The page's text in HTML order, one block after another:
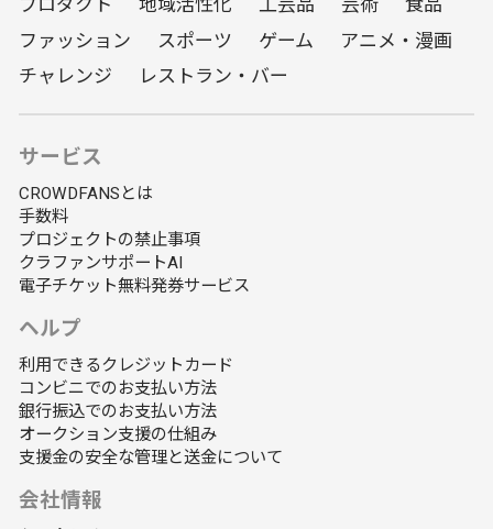
プロダクト 地域活性化 工芸品 芸術
食品
ファッション
スポーツ ゲーム
アニメ・漫画
チャレンジ
レストラン・バー
サービス
CROWDFANSとは
手数料
プロジェクトの禁止事項
クラファンサポートAI
電子チケット無料発券サービス
ヘルプ
利用できるクレジットカード
コンビニでのお支払い方法
銀行振込でのお支払い方法
オークション支援の仕組み
支援金の安全な管理と送金について
会社情報